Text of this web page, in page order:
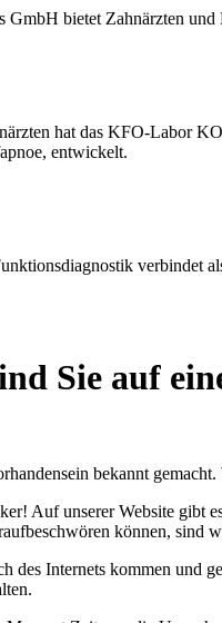
bietet Zahnärzten
hat das KFO-Labor
entwickelt.
verbindet
Sie auf
bekannt
Auf unserer Website gibt
können, sind
des Internets kommen und